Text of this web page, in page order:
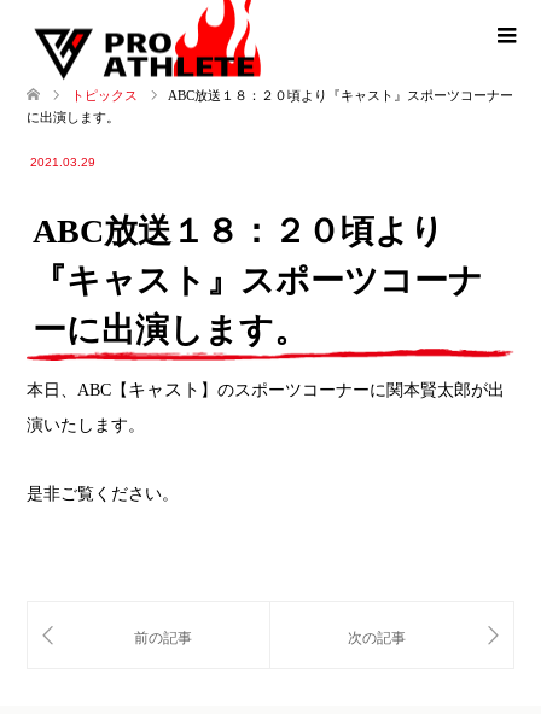
トピックス
ABC放送１８：２０頃より『キャスト』スポーツコーナー
に出演します。
2021.03.29
ABC放送１８：２０頃より
『キャスト』スポーツコーナ
ーに出演します。
本日、ABC【キャスト 】のスポーツコーナーに関本賢太郎が出
演いたします。
是非ご覧ください。